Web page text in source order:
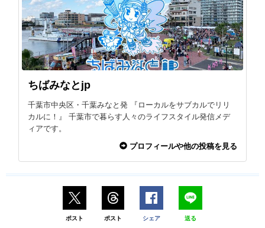
ちばみなとjp
千葉市中央区・千葉みなと発 『ローカルをサブカルでリリ
カルに！』 千葉市で暮らす人々のライフスタイル発信メデ
ィアです。
プロフィールや他の投稿を見る
ポスト ポスト シェア 送る